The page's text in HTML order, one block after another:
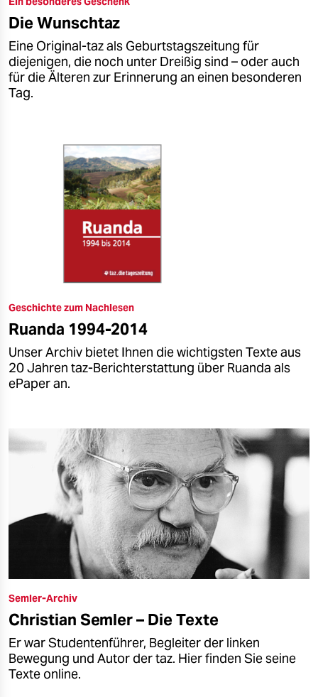
epaper login
Die Wunschtaz
Eine Original-taz als Geburtstagszeitung für
diejenigen, die noch unter Dreißig sind – oder auch
für die Älteren zur Erinnerung an einen besonderen
Tag.
Geschichte zum Nachlesen
Ruanda 1994-2014
Unser Archiv bietet Ihnen die wichtigsten Texte aus
20 Jahren taz-Berichterstattung über Ruanda als
ePaper an.
Semler-Archiv
Christian Semler – Die Texte
Er war Studentenführer, Begleiter der linken
Bewegung und Autor der taz. Hier finden Sie seine
Texte online.